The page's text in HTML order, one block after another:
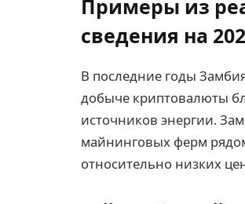
Примеры из
сведения на
В последние годы
добыче криптовалюты
источников энергии.
майнинговых ферм
относительно низких